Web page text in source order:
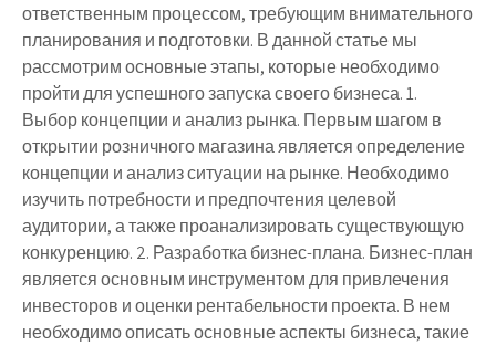
ответственным процессом, требующим внимательного
планирования и подготовки. В данной статье мы
рассмотрим основные этапы, которые необходимо
пройти для успешного запуска своего бизнеса. 1.
Выбор концепции и анализ рынка. Первым шагом в
открытии розничного магазина является определение
концепции и анализ ситуации на рынке. Необходимо
изучить потребности и предпочтения целевой
аудитории, а также проанализировать существующую
конкуренцию. 2. Разработка бизнес-плана. Бизнес-план
является основным инструментом для привлечения
инвесторов и оценки рентабельности проекта. В нем
необходимо описать основные аспекты бизнеса, такие